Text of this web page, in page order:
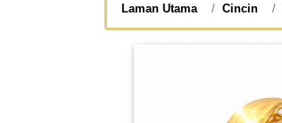
Laman Utama Cincin